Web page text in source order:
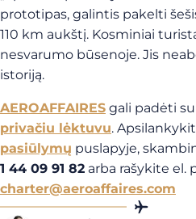
prototipas, galintis pakelti
110 km aukštį. Kosminiai
nesvarumo būsenoje. Jis
istoriją.
AEROAFFAIRES gali padėti
privačiu lėktuvu.
pasiūlymų puslapyje,
1 44 09 91 82 arba rašykite el.
charter@aeroaffaires.com